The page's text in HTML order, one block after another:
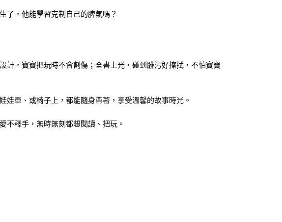
了，他能學習克制自己的脾氣嗎？
，寶寶把玩時不會割傷；全書上光，碰到髒污好擦拭，不怕寶寶
車、或椅子上，都能隨身帶著，享受溫馨的故事時光。
釋手，無時無刻都想閱讀、把玩。